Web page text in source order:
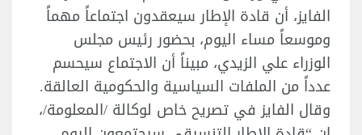
الفايز، أن قادة الإطار سيعقدون اجتماعاً مهماً
وموسعاً مساء اليوم، بحضور رئيس مجلس
الوزراء علي الزيدي، مبيناً أن الاجتماع سيحسم
عدداً من الملفات السياسية والحكومية العالقة.
وقال الفايز في تصريح خاص لوكالة /المعلومة/،